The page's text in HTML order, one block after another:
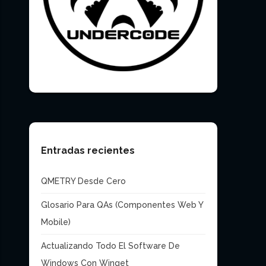
Entradas recientes
QMETRY Desde Cero
Glosario Para QAs (Componentes Web Y
Mobile)
Actualizando Todo El Software De
Windows Con Winget